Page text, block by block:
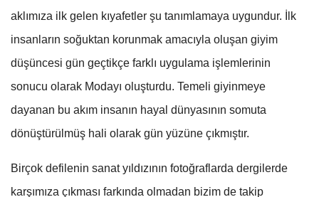
aklımıza ilk gelen kıyafetler şu tanımlamaya uygundur. İlk
insanların soğuktan korunmak amacıyla oluşan giyim
düşüncesi gün geçtikçe farklı uygulama işlemlerinin
sonucu olarak Modayı oluşturdu. Temeli giyinmeye
dayanan bu akım insanın hayal dünyasının somuta
dönüştürülmüş hali olarak gün yüzüne çıkmıştır.
Birçok defilenin sanat yıldızının fotoğraflarda dergilerde
karşımıza çıkması farkında olmadan bizim de takip